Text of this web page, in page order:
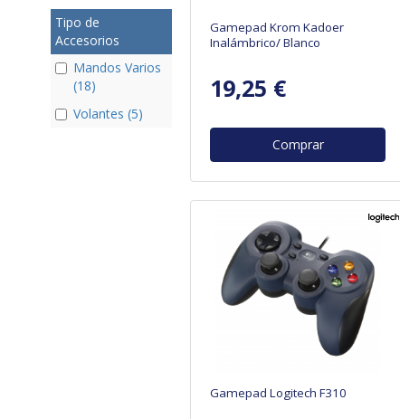
Tipo de
Accesorios
Mandos Varios
(18)
Volantes (5)
Gamepad Krom Kadoer
Inalámbrico/ Blanco
19,25 €
Comprar
Gamepad Logitech F310